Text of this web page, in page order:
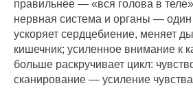
правильнее — «вся голова в
нервная система и органы — один
ускоряет сердцебиение, меняет
кишечник; усиленное внимание к
больше раскручивает цикл:
сканирование — усиление